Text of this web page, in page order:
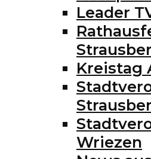
Leader
Kreistag
Wriezen